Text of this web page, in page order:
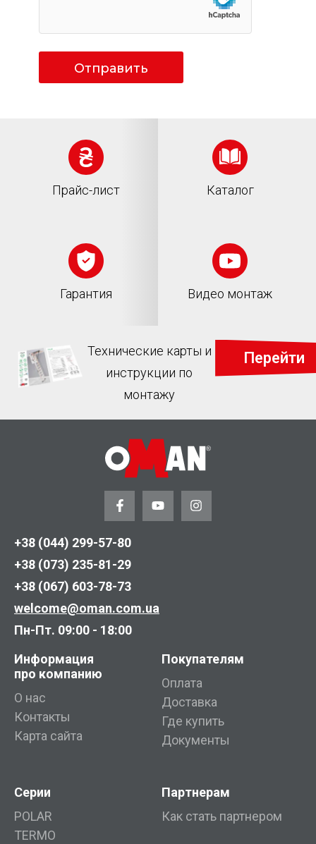
Отправить
Прайс-лист Каталог
Гарантия Видео монтаж
Технические карты и
инструкции по
монтажу
Перейти
+38 (044) 299-57-80
+38 (073) 235-81-29
+38 (067) 603-78-73
welcome@oman.com.ua
Пн-Пт. 09:00 - 18:00
Информация
про компанию
О нас
Контакты
Карта сайта
Покупателям
Оплата
Доставка
Где купить
Документы
Серии
POLAR
TERMO
Партнерам
Как стать партнером